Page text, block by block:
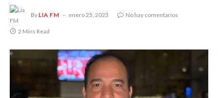
By LIA FM enero 25, 2023 No hay comentarios
2 Mins Read